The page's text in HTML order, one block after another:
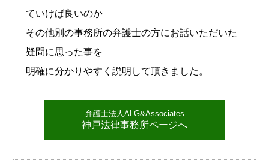
ていけば良いのか
その他別の事務所の弁護士の方にお話いただいた
疑問に思った事を
明確に分かりやすく説明して頂きました。
弁護士法人ALG&Associates
神戸法律事務所ページへ